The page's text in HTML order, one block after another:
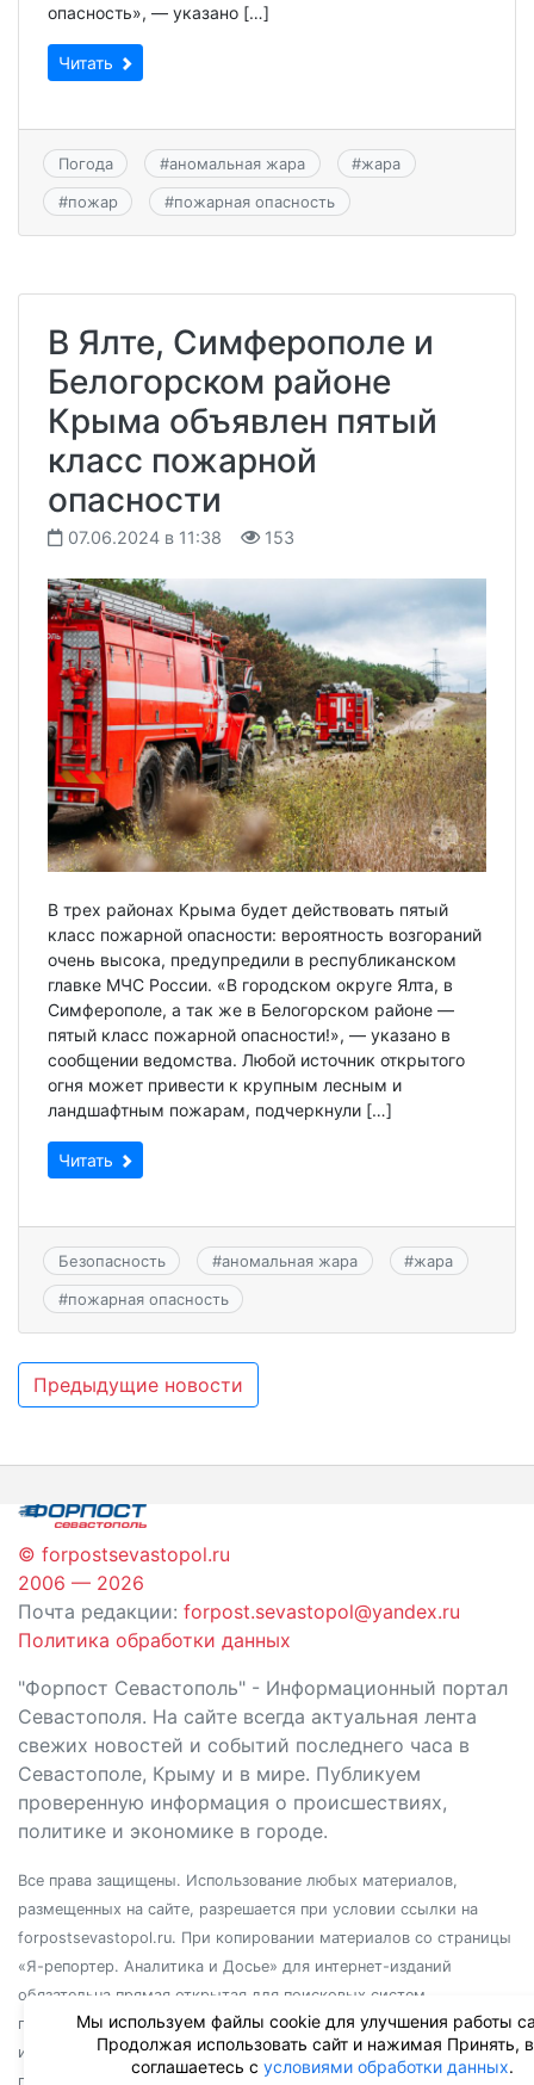
опасность», — указано […]
Читать
Погода #аномальная жара #жара
#пожар #пожарная опасность
В Ялте, Симферополе и
Белогорском районе
Крыма объявлен пятый
класс пожарной
опасности
07.06.2024 в 11:38 153
В трех районах Крыма будет действовать пятый
класс пожарной опасности: вероятность возгораний
очень высока, предупредили в республиканском
главке МЧС России. «В городском округе Ялта, в
Симферополе, а так же в Белогорском районе —
пятый класс пожарной опасности!», — указано в
сообщении ведомства. Любой источник открытого
огня может привести к крупным лесным и
ландшафтным пожарам, подчеркнули […]
Читать
Безопасность #аномальная жара #жара
#пожарная опасность
Навигация
записям
Предыдущие новости
© forpostsevastopol.ru
2006 — 2026
Почта редакции: forpost.sevastopol@yandex.ru
Политика обработки данных
"Форпост Севастополь" - Информационный портал
Севастополя. На сайте всегда актуальная лента
свежих новостей и событий последнего часа в
Севастополе, Крыму и в мире. Публикуем
проверенную информация о происшествиях,
политике и экономике в городе.
Все права защищены. Использование любых материалов,
размещенных на сайте, разрешается при условии ссылки на
forpostsevastopol.ru. При копировании материалов со страницы
«Я-репортер. Аналитика и Досье» для интернет-изданий
обязательна прямая открытая для поисковых систем
гиперссылка. Независимо от полного или частичного
использования материалов, ссылка должна быть размещена в
подзаголовке или первом абзаце материала.
Мы используем файлы cookie для улучшения работы
Продолжая использовать сайт и нажимая Принять,
соглашаетесь с условиями обработки данных.